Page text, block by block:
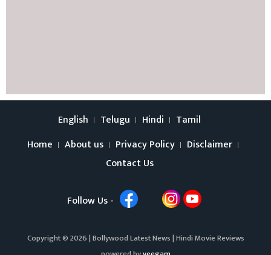
English Telugu Hindi
Tamil
Home
About us Privacy Policy
Disclaimer
Contact Us
Follow Us -
Copyright © 2026 |Bollywood Latest News|Hindi Movie Reviews